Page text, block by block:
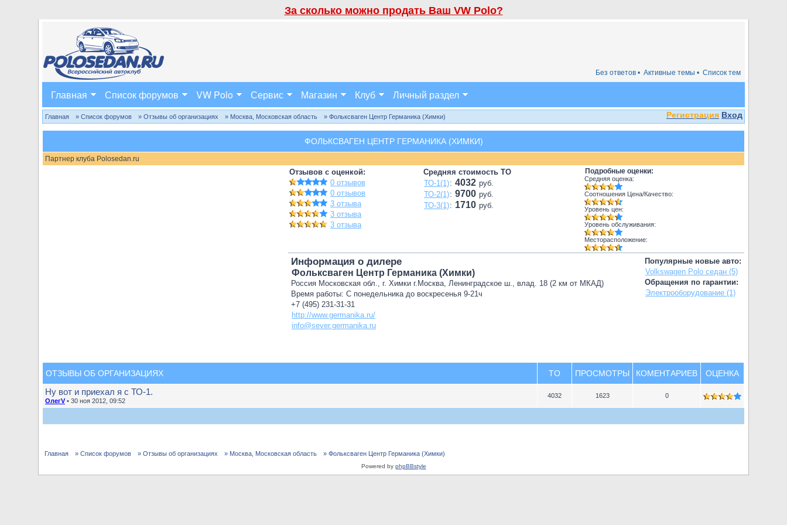
За сколько можно продать Ваш VW Polo?
Список тем
Активные темы •
Без ответов •
Главная Список форумов VW Polo Сервис Магазин Клуб Личный раздел
Регистрация Вход
Главная » Список форумов » Отзывы об организациях » Москва, Московская область » Фольксваген Центр Германика (Химки)
ФОЛЬКСВАГЕН ЦЕНТР ГЕРМАНИКА (ХИМКИ)
Партнер клуба Polosedan.ru
Отзывов с оценкой:
0 отзывов
0 отзывов
3 отзыва
3 отзыва
3 отзыва
Средняя стоимость ТО
ТО-1(1): 4032 руб.
ТО-2(1): 9700 руб.
ТО-3(1): 1710 руб.
Подробные оценки:
Средняя оценка:
Соотношения Цена/Качество:
Уровень цен:
Уровень обслуживания:
Месторасположение:
Популярные новые авто:
Volkswagen Polo седан (5)
Обращения по гарантии:
Электрооборудование (1)
Информация о дилере
Фольксваген Центр Германика (Химки)
Россия Московская обл., г. Химки г.Москва, Ленинградское ш., влад. 18 (2 км от МКАД)
Время работы: С понедельника до воскресенья 9-21ч
+7 (495) 231-31-31
http://www.germanika.ru/
info@sever.germanika.ru
ОТЗЫВЫ ОБ ОРГАНИЗАЦИЯХ TO ПРОСМОТРЫ КОМЕНТАРИЕВ ОЦЕНКА
Ну вот и приехал я с ТО-1.
ОлегV• 30 ноя 2012, 09:52
4032 1623 0
Главная » Список форумов » Отзывы об организациях » Москва, Московская область » Фольксваген Центр Германика (Химки)
Powered by phpBBstyle